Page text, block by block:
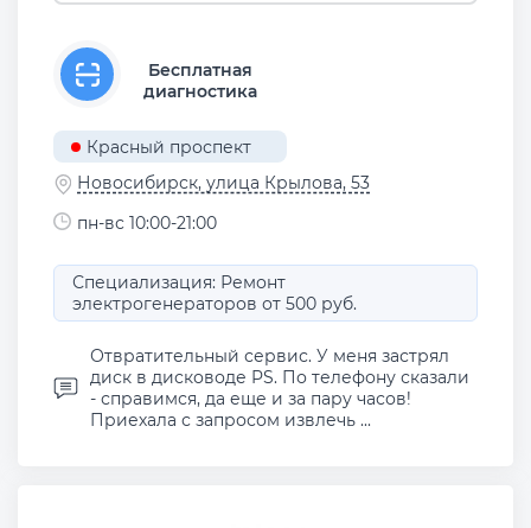
Бесплатная
диагностика
Красный проспект
Новосибирск, улица Крылова, 53
пн-вс 10:00-21:00
Специализация: Ремонт
электрогенераторов от 500 руб.
Отвратительный сервис. У меня застрял
диск в дисководе PS. По телефону сказали
- справимся, да еще и за пару часов!
Приехала с запросом извлечь ...